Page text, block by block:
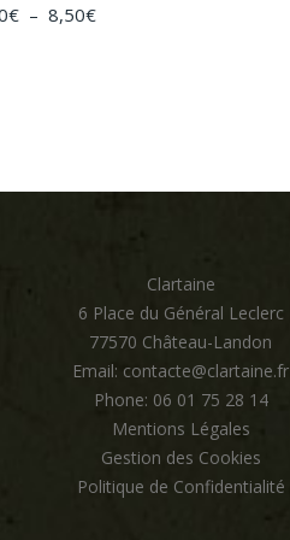
€ – 8,50€Plage
Clartaine
6 Place du Général Leclerc
77570 Château-Landon
Email: contacte@clartaine.fr
Phone: 06 01 75 28 14
Mentions Légales
Gestion des Cookies
Politique de Confidentialité